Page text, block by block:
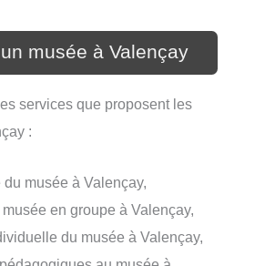
musée à Valençay
services que proposent les
:
du musée à Valençay,
en groupe à Valençay,
du musée à Valençay,